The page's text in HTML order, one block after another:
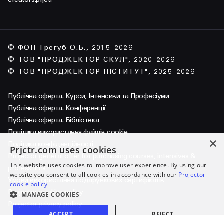
© ФОП Трегуб О.Б., 2015-2026
© ТОВ "ПРОДЖЕКТОР СКУЛ", 2020-2026
© ТОВ "ПРОДЖЕКТОР ІНСТИТУТ", 2025-2026
Публічна оферта. Курси, Інтенсиви та Професіуми
Публічна оферта. Конференції
Публічна оферта. Бібліотека
Політика використання файлів cookie
Projector general offer for purchasing courses, intensives &
professiums
Умови використання подарункових сертифікатів
Projector cookies policy
Projector privacy policy
×
Prjctr.com uses cookies
This website uses cookies to improve user experience. By using our
website you consent to all cookies in accordance with our Projector
cookie policy
MANAGE COOKIES